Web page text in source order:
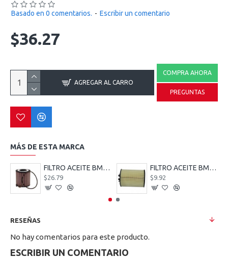
Basado en 0 comentarios. - Escribir un comentario
$36.27
AGREGAR AL CARRO
COMPRA AHORA
PREGUNTAS
MÁS DE ESTA MARCA
FILTRO ACEITE BMW TIENE QUE BUSCAR EN EL CATALOGO DE FRAM TIENES MUCHA APLICACIONES ELEMENTOS ID1.615 OD2.876 H3.113
$26.79
FILTRO ACEITE BMW TIENE QUE BUSCAR EN EL CATALOGO DE FRAM TIENES MUCHA APLICACIONES IDB1.26 IDT0.36 OD2.87 H4.06
$9.92
RESEÑAS
No hay comentarios para este producto.
ESCRIBIR UN COMENTARIO